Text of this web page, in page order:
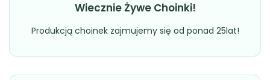
Wiecznie Żywe Choinki!
Produkcją choinek zajmujemy się od ponad 25lat!